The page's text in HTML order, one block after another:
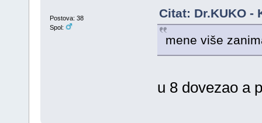
Postova: 38
Spol:
Citat: Dr.KUKO -
mene više
u 8 dovezao a